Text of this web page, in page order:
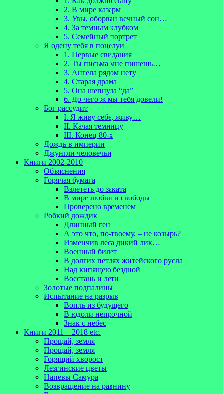
2. В мире казарм
3. Увы, оборван вечный сон…
4. За темным клубком
5. Семейный портрет
Я одену тебя в поцелуи
1. Первые свидания
2. Ты письма мне пишешь…
3. Ангела рядом нету
4. Старая драма
5. Она шепнула “да”
6. До чего ж мы тебя довели!
Бог рассудит
I. Я живу себе, живу…
II. Качая темницу
III. Конец 80-х
Дождь в империи
Джунгли человечьи
Книги 2002-2010
Объяснения
Горячая бумага
Взлететь до заката
В мире любви и свободы
Проверено временем
Робкий дождик
Длинный ген
А это что, по-твоему, – не козырь?
Изменчив леса дикий лик…
Военный билет
В долгих петлях житейского русла
Над кипящею бездной
Восстань и лети
Золотые подпалины
Испытание на разрыв
Вопль из будущего
В юдоли непрочной
Знак с небес
Книги 2011 – 2018 etc.
Прощай, земля
Прощай, земля
Горящий хворост
Лезгинские цветы
Напевы Самура
Возвращение на равнину